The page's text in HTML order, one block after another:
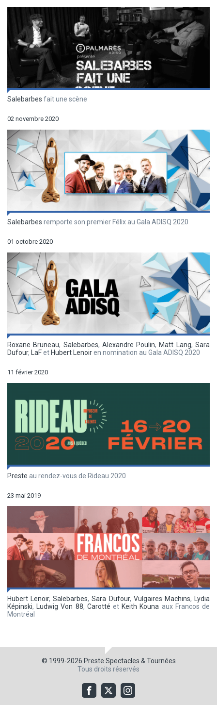
Salebarbes fait une scène
02 novembre 2020
Salebarbes remporte son premier Félix au Gala ADISQ 2020
01 octobre 2020
Roxane Bruneau, Salebarbes, Alexandre Poulin, Matt Lang,Sara
Dufour, LaFet Hubert Lenoiren nomination au Gala ADISQ 2020
11 février 2020
Preste au rendez-vous de Rideau 2020
23 mai 2019
Hubert Lenoir,Salebarbes,Sara Dufour, Vulgaires Machins,
Lydia
Képinski, Ludwig Von 88, Carotté et Keith Kouna aux Francos de
Montréal
© 1999-2026 Preste Spectacles & Tournées
Tous droits réservés